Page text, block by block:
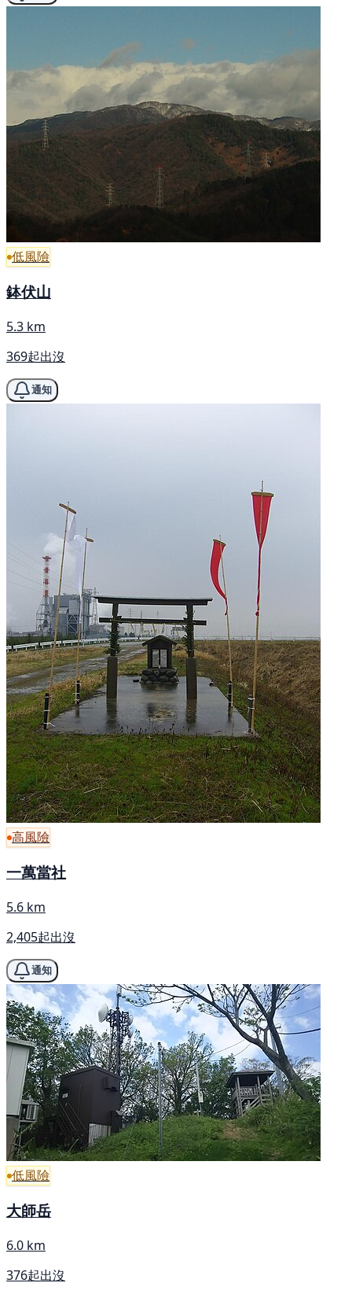
低風險
鉢伏山
5.3 km
369起出沒
通知
高風險
一萬當社
5.6 km
2,405起出沒
通知
低風險
大師岳
6.0 km
376起出沒